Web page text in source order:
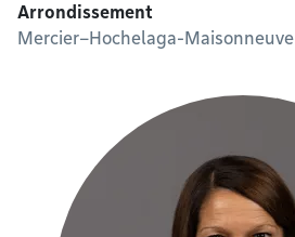
Arrondissement
Mercier–Hochelaga-Maisonneuve